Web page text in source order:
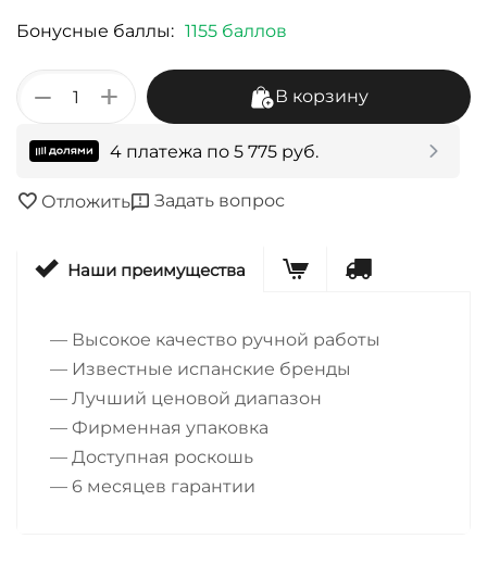
Бонусные баллы: 1155 баллов
+
− В корзину
4 платежа по 5 775 руб.
Отложить Задать вопрос
Наши преимущества
— Высокое качество ручной работы
— Известные испанские бренды
— Лучший ценовой диапазон
— Фирменная упаковка
— Доступная роскошь
— 6 месяцев гарантии